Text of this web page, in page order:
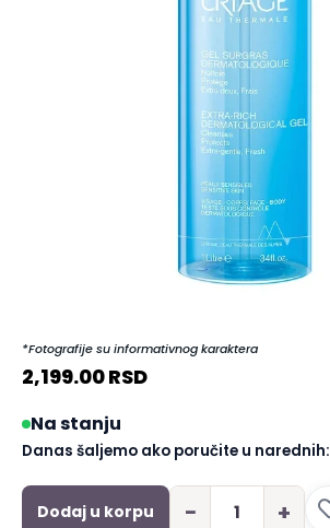
*Fotografije su informativnog karaktera
2,199.00RSD
Na stanju
Danas šaljemo ako poručite u narednih:
− +
Dodaj u korpu